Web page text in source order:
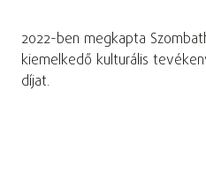
2022-ben megkapta
kiemelkedő kulturális
díjat.